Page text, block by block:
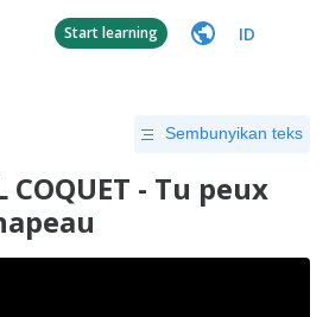
Start learning ID
Sembunyikan teks
COQUET - Tu peux